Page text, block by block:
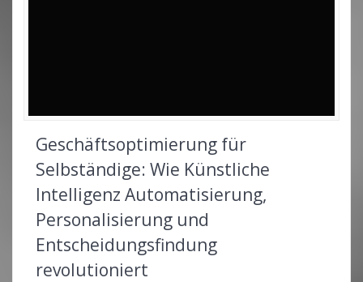
Geschäftsoptimierung für
Selbständige: Wie Künstliche
Intelligenz Automatisierung,
Personalisierung und
Entscheidungsfindung
revolutioniert